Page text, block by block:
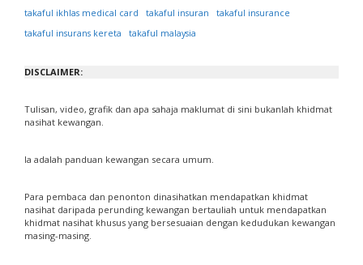
takaful ikhlas medical card
takaful insuran
takaful insurance
takaful insurans kereta
takaful malaysia
DISCLAIMER:
Tulisan, video, grafik dan apa sahaja maklumat di sini bukanlah khidmat
nasihat kewangan.
Ia adalah panduan kewangan secara umum.
Para pembaca dan penonton dinasihatkan mendapatkan khidmat
nasihat daripada perunding kewangan bertauliah untuk mendapatkan
khidmat nasihat khusus yang bersesuaian dengan kedudukan kewangan
masing-masing.